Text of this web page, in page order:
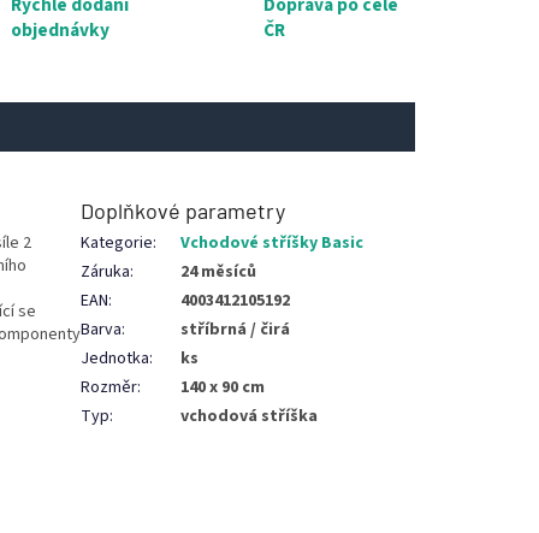
objednávky
ČR
2
se
Doplňkové parametry
Kategorie:
Vchodové stříšky Basic
Záruka:
24 měsíců
EAN:
4003412105192
Barva:
stříbrná / čirá
Jednotka:
ks
Rozměr:
140 x 90 cm
Typ: vchodová stříška